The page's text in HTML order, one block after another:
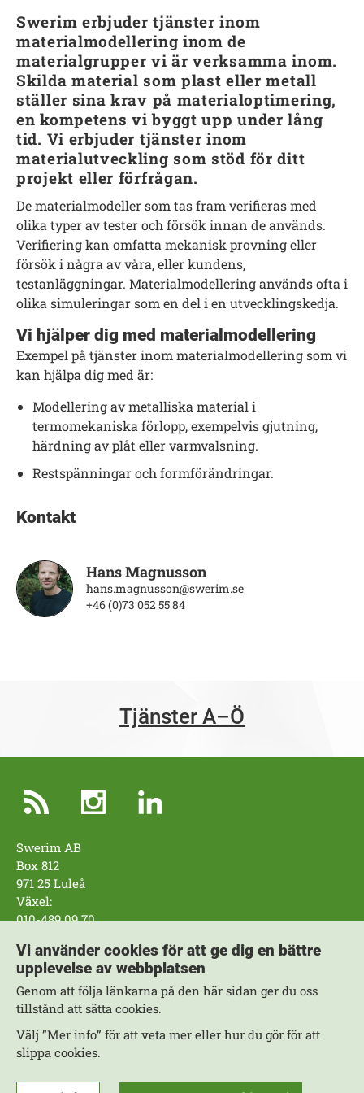
Swerim erbjuder tjänster inom
materialmodellering inom de
materialgrupper vi är verksamma inom.
Skilda material som plast eller metall
ställer sina krav på materialoptimering,
en kompetens vi byggt upp under lång
tid. Vi erbjuder tjänster inom
materialutveckling som stöd för ditt
projekt eller förfrågan.
De materialmodeller som tas fram verifieras med
olika typer av tester och försök innan de används.
Verifiering kan omfatta mekanisk provning eller
försök i några av våra, eller kundens,
testanläggningar. Materialmodellering används ofta i
olika simuleringar som en del i en utvecklingskedja.
Vi hjälper dig med materialmodellering
Exempel på tjänster inom materialmodellering som vi
kan hjälpa dig med är:
Modellering av metalliska material i
termomekaniska förlopp, exempelvis gjutning,
härdning av plåt eller varmvalsning.
Restspänningar och formförändringar.
Kontakt
Hans Magnusson
hans.magnusson@swerim.se
+46 (0)73 052 55 84
Tjänster A–Ö
Swerim AB
Box 812
971 25 Luleå
Växel:
010-489 09 70
Swerim AB
Box 7047
164 07 Kista
Växel:
010-489 09 70
Arbeta hos oss
Fler kontaktuppgifter
Kompetensområden
Vi använder cookies för att ge dig en bättre
upplevelse av webbplatsen
Genom att följa länkarna på den här sidan ger du oss
tillstånd att sätta cookies.
Välj ”Mer info” för att veta mer eller hur du gör för att
slippa cookies.